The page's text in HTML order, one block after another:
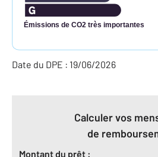
Émissions de CO2 très importantes
Date du DPE : 19/06/2026
Calculer vos
de
Montant du prêt :